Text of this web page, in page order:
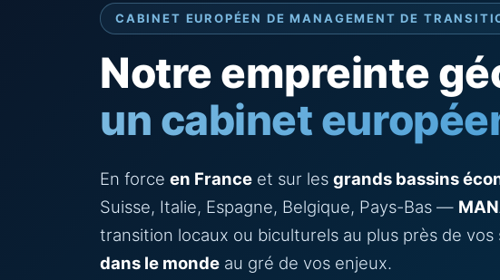
CABINET EUROPÉEN DE MANAGEMENT DE
Notre empreinte
un cabinet
En force en France et sur les grands bassins
Suisse, Italie, Espagne, Belgique, Pays-Bas —
transition locaux ou biculturels au plus près de
dans le monde au gré de vos enjeux.